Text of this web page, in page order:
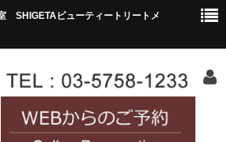
SHIGETAビューティートリートメ